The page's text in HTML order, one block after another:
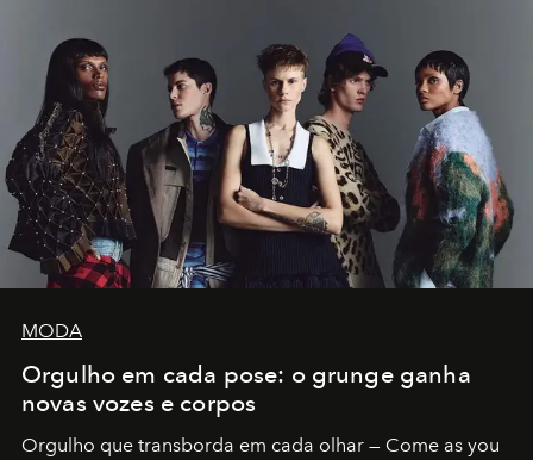
MODA
Orgulho em cada pose: o grunge ganha
novas vozes e corpos
Orgulho que transborda em cada olhar — Come as you